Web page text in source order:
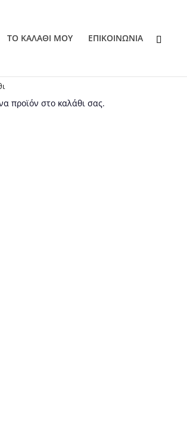
ΤΟ ΚΑΛΑΘΙ ΜΟΥ EΠΙΚΟΙΝΩΝΙΑ
προϊόν στο καλάθι σας.